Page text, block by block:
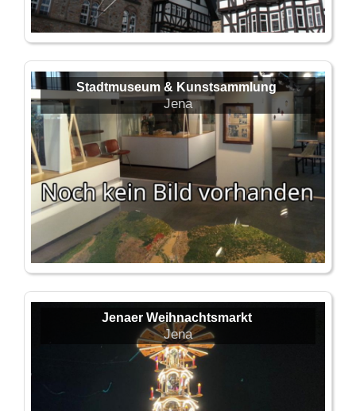
Stadtmuseum & Kunstsammlung
Jena
Jenaer Weihnachtsmarkt
Jena